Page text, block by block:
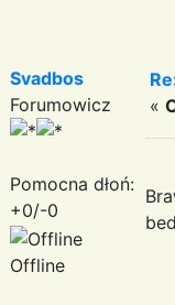
Svadbos
Forumowicz
Pomocna dłoń:
+0/-0
Offline
«